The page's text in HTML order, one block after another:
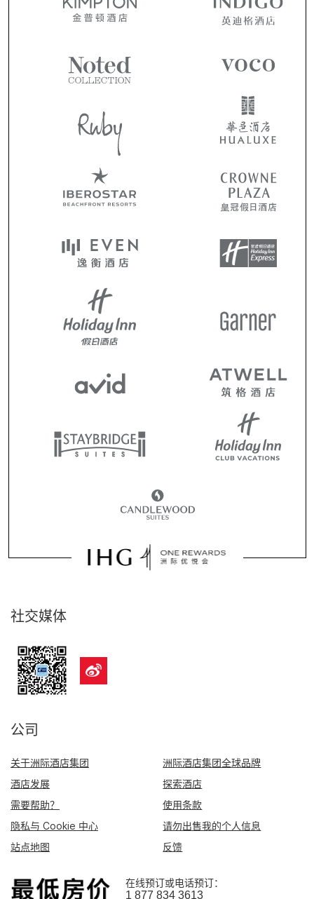
社交媒体
公司
关于洲际酒店集团
洲际酒店集团全球品牌
酒店发展
探索酒店
需要帮助？
使用条款
隐私与 Cookie 中心
请勿出售我的个人信息
站点地图
反馈
在线预订或电话预订：
1 877 834 3613